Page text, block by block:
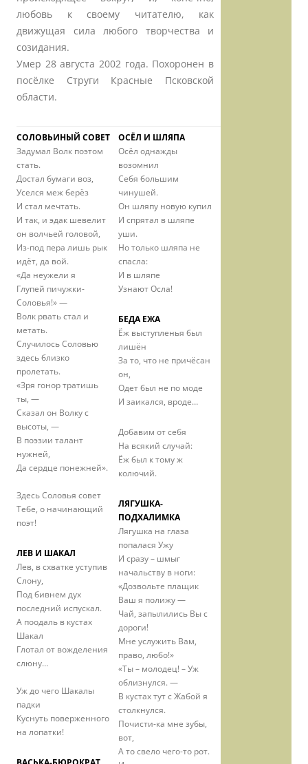
любовь к своему читателю, как
движущая сила любого творчества и
созидания.
Умер 28 августа 2002 года. Похоронен в
посёлке Струги Красные Псковской
области.
СОЛОВЬИНЫЙ СОВЕТ
Задумал Волк поэтом
стать.
Достал бумаги воз,
Уселся меж берёз
И стал мечтать.
И так, и эдак шевелит
он волчьей головой,
Из-под пера лишь рык
идёт, да вой.
«Да неужели я
Глупей пичужки-
Соловья!» —
Волк рвать стал и
метать.
Случилось Соловью
здесь близко
пролетать.
«Зря гонор тратишь
ты, —
Сказал он Волку с
высоты, —
В поэзии талант
нужней,
Да сердце понежней».
Здесь Соловья совет
Тебе, о начинающий
поэт!
ЛЕВ И ШАКАЛ
Лев, в схватке уступив
Слону,
Под бивнем дух
последний испускал.
А поодаль в кустах
Шакал
Глотал от вожделения
слюну…
Уж до чего Шакалы
падки
Куснуть поверженного
на лопатки!
ОСЁЛ И ШЛЯПА
Осёл однажды
возомнил
Себя большим
чинушей.
Он шляпу новую купил
И спрятал в шляпе
уши.
Но только шляпа не
спасла:
И в шляпе
Узнают Осла!
БЕДА ЕЖА
Ёж выступленья был
лишён
За то, что не причёсан
он,
Одет был не по моде
И заикался, вроде…
Добавим от себя
На всякий случай:
Ёж был к тому ж
колючий.
ЛЯГУШКА-
ПОДХАЛИМКА
Лягушка на глаза
попалася Ужу
И сразу – шмыг
начальству в ноги:
«Дозвольте плащик
Ваш я полижу —
Чай, запылились Вы с
дороги!
Мне услужить Вам,
право, любо!»
«Ты – молодец! – Уж
облизнулся. —
В кустах тут с Жабой я
столкнулся.
Почисти-ка мне зубы,
вот,
А то свело чего-то рот.